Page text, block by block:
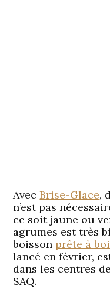
AvecBrise-Glace,
n’est pas
ce soit jaune ou
agrumes est très
boissonprête à
lancé en février,
dans les centres
SAQ.